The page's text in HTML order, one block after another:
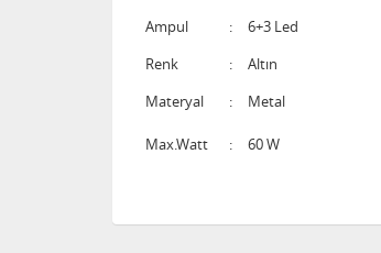
Ampul
:
6+3 Led
Renk
:
Altın
Materyal
: Metal
Max.Watt : 60 W